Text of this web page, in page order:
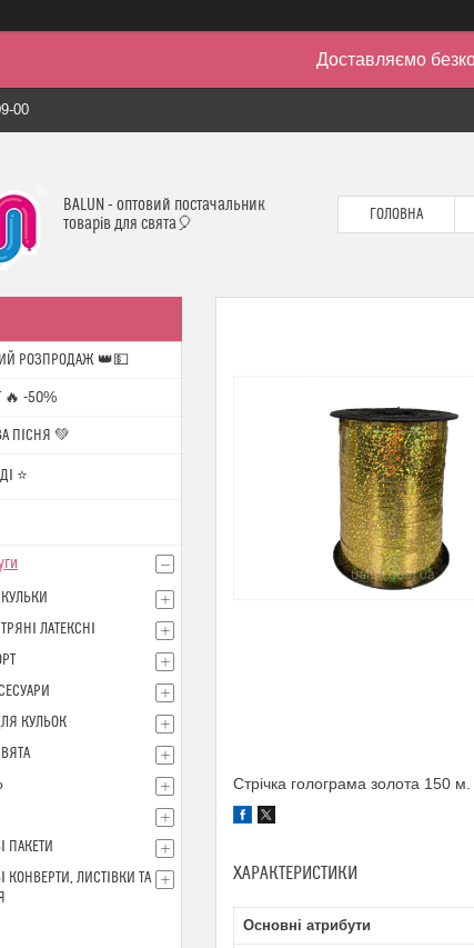
Доставляємо
00
BALUN - оптовий постачальник
товарів для свята🎈
ГОЛОВНА
Стрічка голограма золота 150 м.
ХАРАКТЕРИСТИКИ
Основні атрибути
РОЗПРОДАЖ 👑💵
🔥 -50%
ПІСНЯ 💚
⭐️
ЛАТЕКСНІ
КУЛЬОК
ПАКЕТИ
КОНВЕРТИ, ЛИСТІВКИ ТА